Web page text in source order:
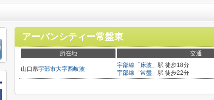
アーバンシティー常盤東
所在地 交通
山口県宇部市大字西岐波
宇部線 「 床波 」駅 徒歩18分
宇部線 「 常盤 」駅 徒歩22分